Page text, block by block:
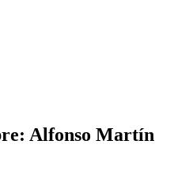
Alfonso Martín